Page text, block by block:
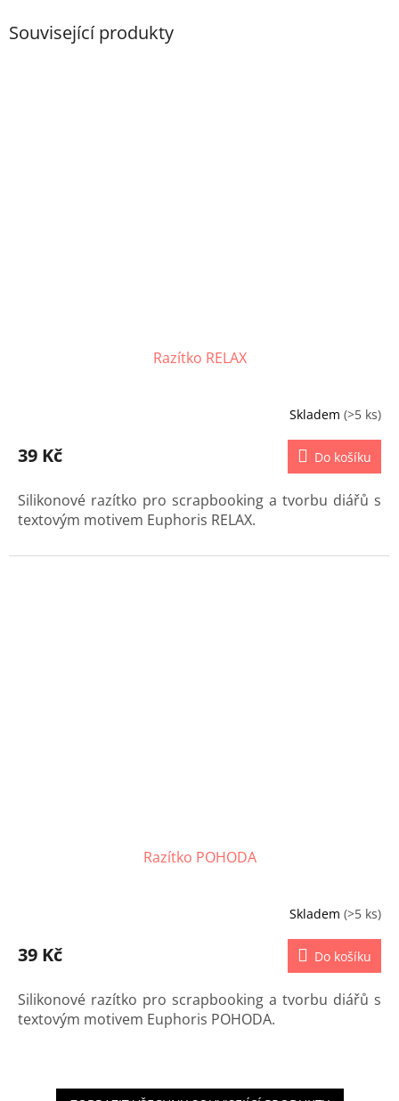
Související produkty
Razítko RELAX
Skladem (>5 ks)
39 Kč Do košíku
Silikonové razítko pro scrapbooking a tvorbu diářů s
textovým motivem Euphoris RELAX.
Razítko POHODA
Skladem (>5 ks)
39 Kč Do košíku
Silikonové razítko pro scrapbooking a tvorbu diářů s
textovým motivem Euphoris POHODA.